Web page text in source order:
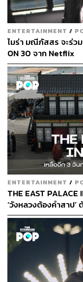
อีกทั้งการได้สตูดิโอ
สำคัญอย่างมากในกา
เรื่อง และสิ่งที่เด่นชัด
ราวที่อ้างอิงมาจากเ
(เรียวโกะ คุอิ เป็นแฟน
โดยเฉพาะเมื่อนำกา
เทียบเคียงกับวลีสุดค
แวะข้างทางแค่ไหน แ
ประโยคนี้ช่างเป็นสิ่ง
ชีวิตของพวกเขาเพร
หน้าสิ่วหน้าขวานเพีย
ที่คนรัก RPG ต้องเคย
และ เรียวโกะ คุอิ เอ
มาต่อยอดในการเล่าเ
ความเนิบนาบของตัว
RPG ซึ่งในการดัดแ
ที่สามารถดึงองค์ประ
ENTERTAINMENT /
ไมร่า มณีภัสสร จะร่วม
ON 30 จาก Netflix
ENTERTAINMENT /
THE EAST PALACE
‘วังหลวงต้องคำสาป’